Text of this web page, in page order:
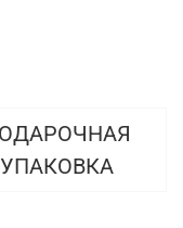
УПАКОВКА